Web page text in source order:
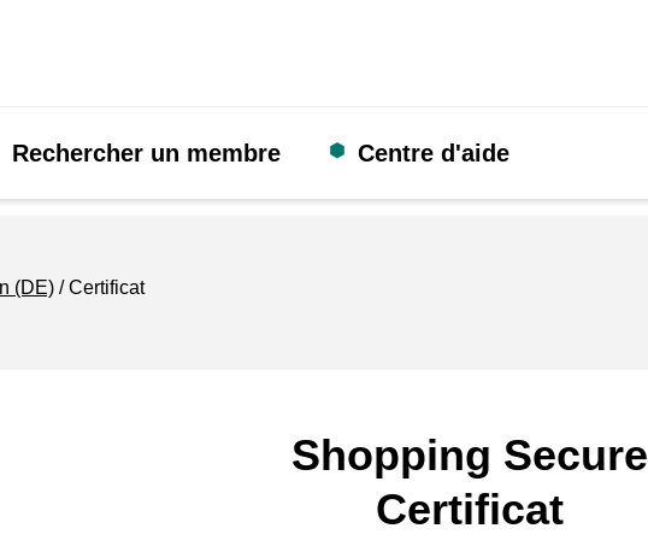
Rechercher un membre Centre d'aide
(DE) Certificat
Shopping Secure
Certificat